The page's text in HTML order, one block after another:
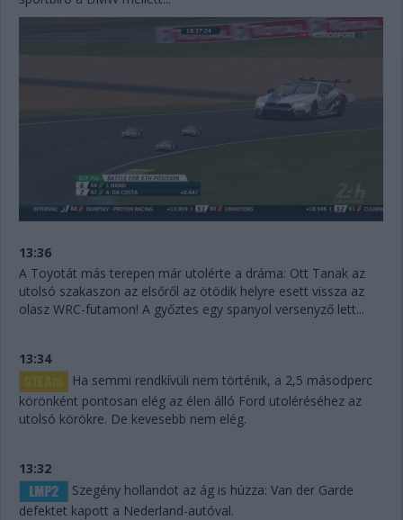
13:36
A Toyotát más terepen már utolérte a dráma: Ott Tanak az
utolsó szakaszon az elsőről az ötödik helyre esett vissza az
olasz WRC-futamon! A győztes egy spanyol versenyző lett...
13:34
Ha semmi rendkívüli nem történik, a 2,5 másodperc
körönként pontosan elég az élen álló Ford utoléréséhez az
utolsó körökre. De kevesebb nem elég.
13:32
Szegény hollandot az ág is húzza: Van der Garde
defektet kapott a Nederland-autóval.